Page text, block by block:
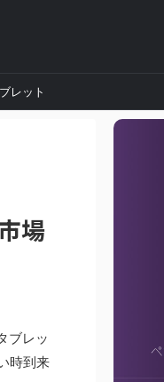
レット
場
ブレッ
時到来